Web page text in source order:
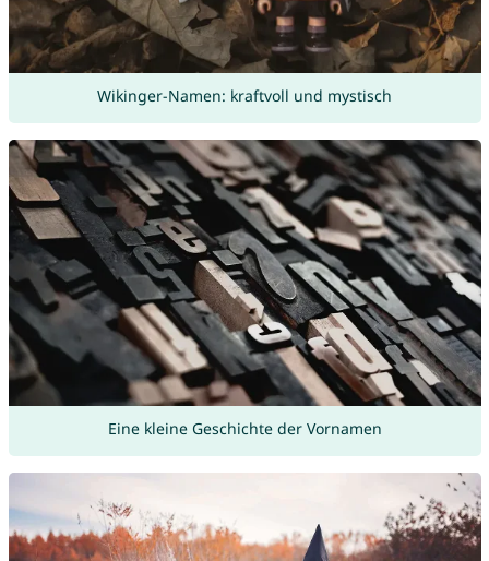
Wikinger-Namen: kraftvoll und mystisch
Eine kleine Geschichte der Vornamen